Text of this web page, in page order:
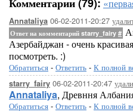
Annataliya 06-02-2011-20:27
Ответ на комментарий starry_fairy #
Азербайджан - очень
посмотреть. :)
Обратиться - Ответить - К полной
starry_fairy 06-02-2011-20:47
Annataliya, Древння
Обратиться - Ответить - К полной